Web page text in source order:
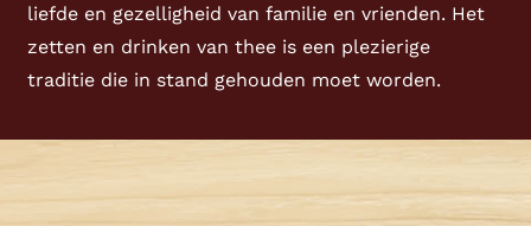
liefde en gezelligheid van familie en vrienden. Het
zetten en drinken van thee is een plezierige
traditie die in stand gehouden moet worden.